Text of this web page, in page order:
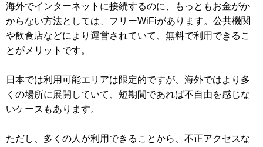
海外でインターネットに接続するのに、もっともお金がか
からない方法としては、フリーWiFiがあります。公共機関
や飲食店などにより運営されていて、無料で利用できるこ
とがメリットです。
日本では利用可能エリアは限定的ですが、海外ではより多
くの場所に展開していて、短期間であれば不自由を感じな
いケースもあります。
ただし、多くの人が利用できることから、不正アクセスな